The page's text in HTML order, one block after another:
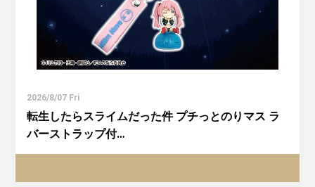
2026/8/07 Fri
転生したらスライムだった件 プチっとのりマス ラ
バーストラップ付…